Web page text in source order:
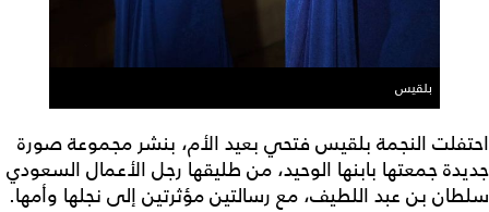
بلقيس
احتفلت النجمة بلقيس فتحي بعيد الأم، بنشر مجموعة صورة
جديدة جمعتها بابنها الوحيد، من طليقها رجل الأعمال السعودي
سلطان بن عبد اللطيف، مع رسالتين مؤثرتين إلى نجلها وأمها.